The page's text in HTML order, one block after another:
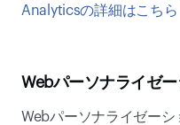
Analyticsの詳細はこちら
Webパーソナライゼ
Webパーソナライゼー